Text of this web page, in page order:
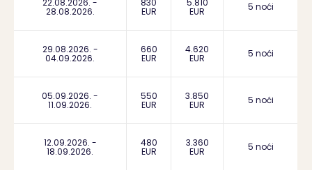
28.08.2026. EUR EUR 5 noći
29.08.2026. -
04.09.2026.
660
EUR
4.620
EUR 5 noći
05.09.2026. -
11.09.2026.
550
EUR
3.850
EUR 5 noći
12.09.2026. -
18.09.2026.
480
EUR
3.360
EUR 5 noći